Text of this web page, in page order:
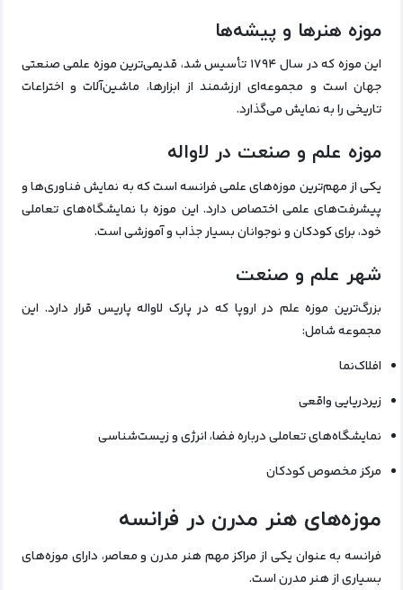
موزه هنرها و پیشه‌ها
این موزه که در سال ۱۷۹۴ تأسیس شد، قدیمی‌ترین موزه علمی صنعتی
جهان است و مجموعه‌ای ارزشمند از ابزارها، ماشین‌آلات و اختراعات
تاریخی را به نمایش می‌گذارد.
موزه علم و صنعت در لاواله
یکی از مهم‌ترین موزه‌های علمی فرانسه است که به نمایش فناوری‌ها و
پیشرفت‌های علمی اختصاص دارد. این موزه با نمایشگاه‌های تعاملی
خود، برای کودکان و نوجوانان بسیار جذاب و آموزشی است.
شهر علم و صنعت
بزرگ‌ترین موزه علم در اروپا که در پارک لاواله پاریس قرار دارد. این
مجموعه شامل:
افلاک‌نما
زیردریایی واقعی
نمایشگاه‌های تعاملی درباره فضا، انرژی و زیست‌شناسی
مرکز مخصوص کودکان
موزه‌های هنر مدرن در فرانسه
فرانسه به عنوان یکی از مراکز مهم هنر مدرن و معاصر، دارای موزه‌های
بسیاری از هنر مدرن است.